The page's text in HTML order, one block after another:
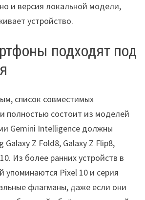
и версия локальной модели,
устройство.
подходят под
список совместимых
полностью состоит из моделей
Gemini Intelligence должны
Galaxy Z Fold8, Galaxy Z Flip8,
Из более ранних устройств в
упоминаются Pixel 10 и серия
флагманы, даже если они